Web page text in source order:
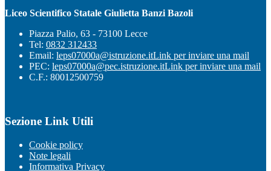
Liceo Scientifico Statale Giulietta Banzi Bazoli
Piazza Palio, 63 - 73100 Lecce
Tel: 0832 312433
Email: leps07000a@istruzione.itLink per inviare una mail
PEC: leps07000a@pec.istruzione.itLink per inviare una mail
C.F.: 80012500759
Sezione Link Utili
Cookie policy
Note legali
Informativa Privacy